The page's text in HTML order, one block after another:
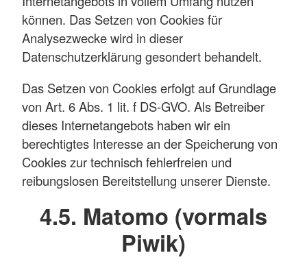
können. Das Setzen von Cookies für
Analysezwecke wird in dieser
Datenschutzerklärung gesondert behandelt.
Das Setzen von Cookies erfolgt auf Grundlage
von Art. 6 Abs. 1 lit. f DS-GVO. Als Betreiber
dieses Internetangebots haben wir ein
berechtigtes Interesse an der Speicherung von
Cookies zur technisch fehlerfreien und
reibungslosen Bereitstellung unserer Dienste.
4.5. Matomo (vormals
Piwik)